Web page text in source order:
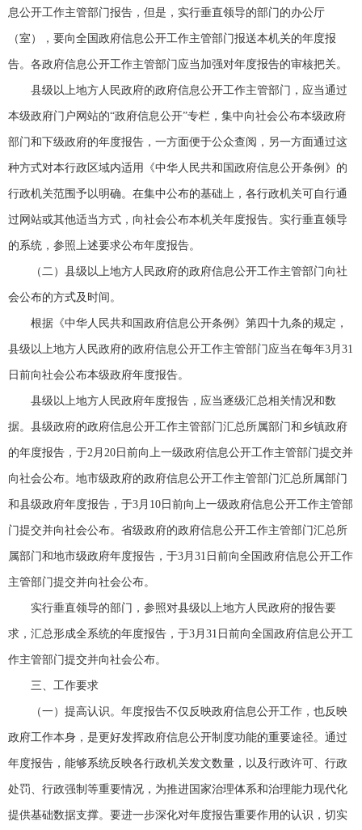
息公开工作主管部门报告，但是，实行垂直领导的部门的办公厅
（室），要向全国政府信息公开工作主管部门报送本机关的年度报
告。各政府信息公开工作主管部门应当加强对年度报告的审核把关。
县级以上地方人民政府的政府信息公开工作主管部门，应当通过
本级政府门户网站的“政府信息公开”专栏，集中向社会公布本级政府
部门和下级政府的年度报告，一方面便于公众查阅，另一方面通过这
种方式对本行政区域内适用《中华人民共和国政府信息公开条例》的
行政机关范围予以明确。在集中公布的基础上，各行政机关可自行通
过网站或其他适当方式，向社会公布本机关年度报告。实行垂直领导
的系统，参照上述要求公布年度报告。
（二）县级以上地方人民政府的政府信息公开工作主管部门向社
会公布的方式及时间。
根据《中华人民共和国政府信息公开条例》第四十九条的规定，
县级以上地方人民政府的政府信息公开工作主管部门应当在每年3月31
日前向社会公布本级政府年度报告。
县级以上地方人民政府年度报告，应当逐级汇总相关情况和数
据。县级政府的政府信息公开工作主管部门汇总所属部门和乡镇政府
的年度报告，于2月20日前向上一级政府信息公开工作主管部门提交并
向社会公布。地市级政府的政府信息公开工作主管部门汇总所属部门
和县级政府年度报告，于3月10日前向上一级政府信息公开工作主管部
门提交并向社会公布。省级政府的政府信息公开工作主管部门汇总所
属部门和地市级政府年度报告，于3月31日前向全国政府信息公开工作
主管部门提交并向社会公布。
实行垂直领导的部门，参照对县级以上地方人民政府的报告要
求，汇总形成全系统的年度报告，于3月31日前向全国政府信息公开工
作主管部门提交并向社会公布。
三、工作要求
（一）提高认识。年度报告不仅反映政府信息公开工作，也反映
政府工作本身，是更好发挥政府信息公开制度功能的重要途径。通过
年度报告，能够系统反映各行政机关发文数量，以及行政许可、行政
处罚、行政强制等重要情况，为推进国家治理体系和治理能力现代化
提供基础数据支撑。要进一步深化对年度报告重要作用的认识，切实